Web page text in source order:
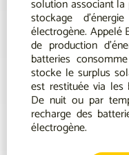
solution associant la
stockage
électrogène. Appelé
de production
batteries
stocke le surplus
est restituée via
De nuit ou par
recharge des
électrogène.